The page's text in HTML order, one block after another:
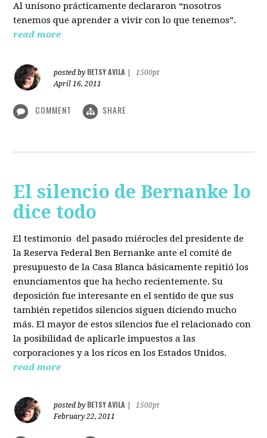
Al unísono prácticamente declararon “nosotros
tenemos que aprender a vivir con lo que tenemos”.
read more
posted by BETSY AVILA
1500pt
April 16, 2011
COMMENT SHARE
El silencio de Bernanke lo
dice todo
El testimonio del pasado miérocles del presidente de
la Reserva Federal Ben Bernanke ante el comité de
presupuesto de la Casa Blanca básicamente repitió los
enunciamentos que ha hecho recientemente. Su
deposición fue interesante en el sentido de que sus
también repetidos silencios siguen diciendo mucho
más. El mayor de estos silencios fue el relacionado con
la posibilidad de aplicarle impuestos a las
corporaciones y a los ricos en los Estados Unidos.
read more
posted by BETSY AVILA
1500pt
February 22, 2011